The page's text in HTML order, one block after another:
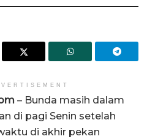
– Bunda masih dalam
di pagi Senin setelah
di akhir pekan